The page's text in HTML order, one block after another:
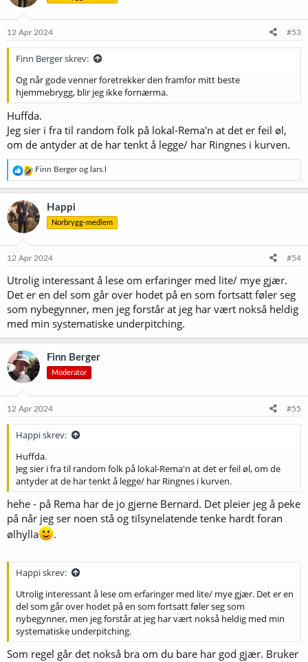
12 Apr 2024 #53
Finn Berger skrev:
Og når gode venner foretrekker den framfor mitt beste
hjemmebrygg, blir jeg ikke fornærma.
Huffda.
Jeg sier i fra til random folk på lokal-Rema'n at det er feil øl,
om de antyder at de har tenkt å legge/ har Ringnes i kurven.
R
e
a
s
j
n
e
:
Finn Bergerog lars.l
Happi
Norbrygg-medlem
12 Apr 2024 #54
Utrolig interessant å lese om erfaringer med lite/ mye gjær.
Det er en del som går over hodet på en som fortsatt føler seg
som nybegynner, men jeg forstår at jeg har vært nokså heldig
med min systematiske underpitching.
Finn Berger
Moderator
12 Apr 2024 #55
Happi skrev:
Huffda.
Jeg sier i fra til random folk på lokal-Rema'n at det er feil øl, om de
antyder at de har tenkt å legge/ har Ringnes i kurven.
hehe - på Rema har de jo gjerne Bernard. Det pleier jeg å peke
på når jeg ser noen stå og tilsynelatende tenke hardt foran
ølhylla
.
Happi skrev:
Utrolig interessant å lese om erfaringer med lite/ mye gjær. Det er en
del som går over hodet på en som fortsatt føler seg som
nybegynner, men jeg forstår at jeg har vært nokså heldig med min
systematiske underpitching.
Som regel går det nokså bra om du bare har god gjær. Bruker